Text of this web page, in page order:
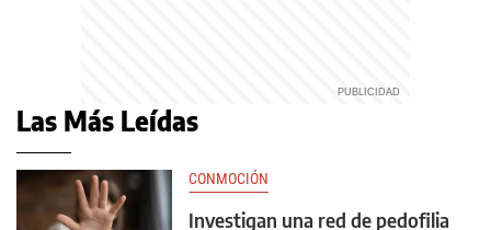
Las Más Leídas
CONMOCIÓN
Investigan una red de pedofilia